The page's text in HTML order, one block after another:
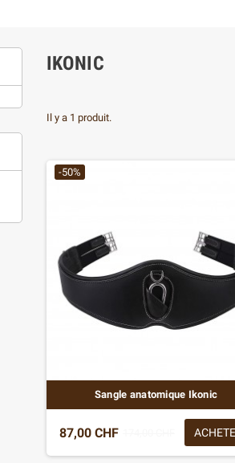
IKONIC
Il y a 1 produit.
-50%
Sangle anatomique Ikonic
87,00 CHF